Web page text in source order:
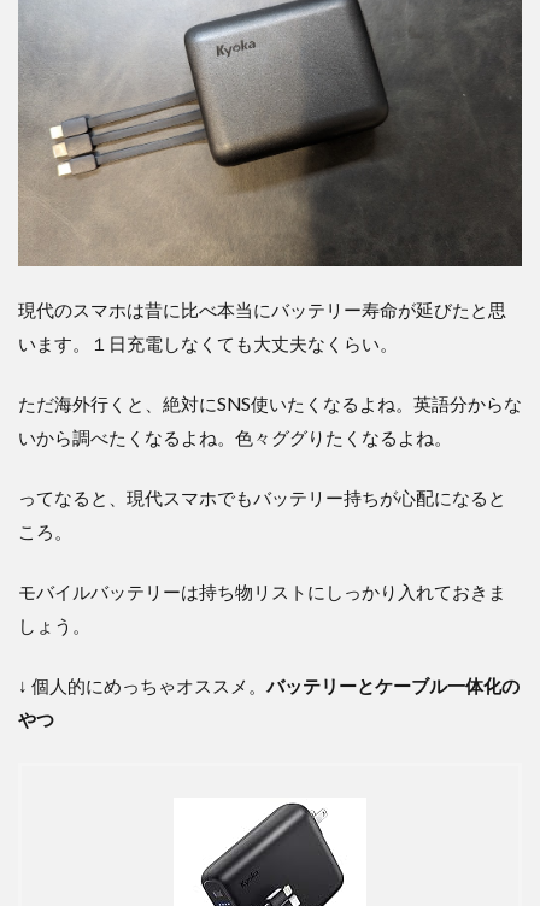
現代のスマホは昔に比べ本当にバッテリー寿命が延びたと思
います。１日充電しなくても大丈夫なくらい。
ただ海外行くと、絶対にSNS使いたくなるよね。英語分からな
いから調べたくなるよね。色々ググりたくなるよね。
ってなると、現代スマホでもバッテリー持ちが心配になると
ころ。
モバイルバッテリーは持ち物リストにしっかり入れておきま
しょう。
↓ 個人的にめっちゃオススメ。バッテリーとケーブル一体化の
やつ